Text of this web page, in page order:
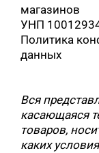
магазинов
УНП
Политика
данных
Вся
касающаяся
товаров,
каких